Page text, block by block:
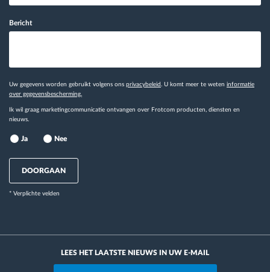
Bericht
Uw gegevens worden gebruikt volgens ons privacybeleid . U komt meer te weten informatie
over gegevensbescherming.
Ik wil graag marketingcommunicatie ontvangen over Frotcom producten, diensten en
nieuws.
Ja Nee
DOORGAAN
* Verplichte velden
LEES HET LAATSTE NIEUWS IN UW E-MAIL